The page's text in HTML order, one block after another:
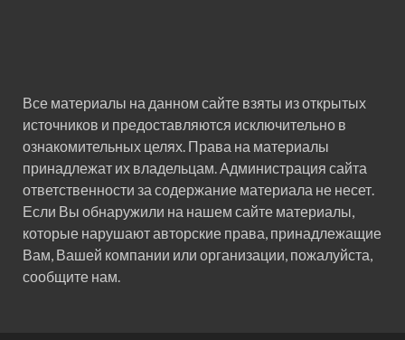
Все материалы на данном сайте взяты из открытых
источников и предоставляются исключительно в
ознакомительных целях. Права на материалы
принадлежат их владельцам. Администрация сайта
ответственности за содержание материала не несет.
Если Вы обнаружили на нашем сайте материалы,
которые нарушают авторские права, принадлежащие
Вам, Вашей компании или организации, пожалуйста,
сообщите нам.